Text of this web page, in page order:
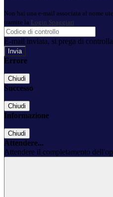
Non hai una e-mail associata al nome
tramite la Login Spaggiari
E-mail inviata, si prega di
Errore
Chiudi
Successo
Chiudi
Informazione
Chiudi
Attendere...
Attendere il completamento